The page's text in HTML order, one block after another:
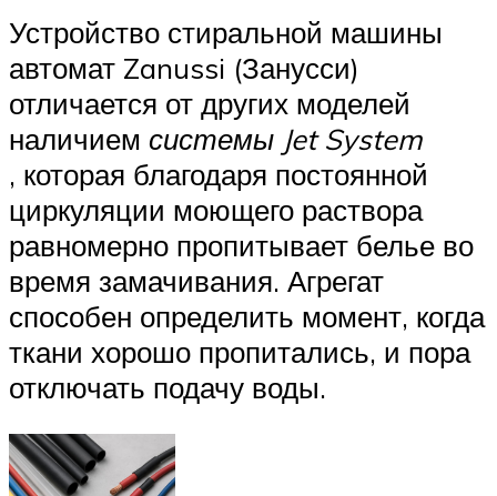
Устройство стиральной машины
автомат Zanussi (Занусси)
отличается от других моделей
наличием системы Jet System
, которая благодаря постоянной
циркуляции моющего раствора
равномерно пропитывает белье во
время замачивания. Агрегат
способен определить момент, когда
ткани хорошо пропитались, и пора
отключать подачу воды.